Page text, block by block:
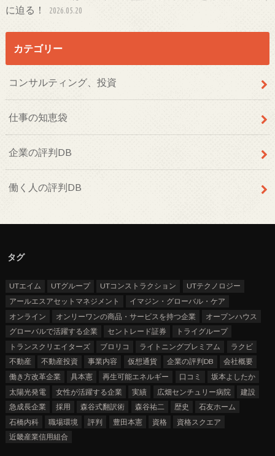
に迫る！
2026.05.20
カテゴリー
コンサルティング、投資
仕事の知恵袋
企業の評判DB
働く人の評判DB
タグ
UTエイム UTグループ UTコンストラクション
UTテクノロジー
アールエスアセットマネジメント
イマジン・グローバル・ケア
オンライン
オンリーワンの商品・サービスを持つ企業
オープンハウス
グローバルで活躍する企業
セントレード証券
トライグループ
トランスクリエイターズ
ブロリコ ライトニングプレミアム
ラクビ
不動産
不動産投資 事業内容 仮想通貨 企業の評判DB
会社概要
働き方改革企業
具本憲 再生可能エネルギー 口コミ
坂本よしたか
太陽光発電
女性が活躍する企業 実績 広畑センチュリー病院
建設
急成長企業
採用 森谷式翻訳術 森谷祐二 歴史
石友ホーム
石橋内科
職場環境 評判 豊田本憲 資格
資格スクエア
近畿産業信用組合